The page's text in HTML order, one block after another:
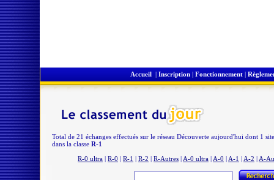
Accueil | Inscription | Fonctionnement |
Total de 21 échanges effectués sur le réseau Découverte aujourd'hui dont 1
dans la classe R-1
R-0 ultra | R-0 | R-1 | R-2 | R-Autres | A-0 ultra | A-0 | A-1 | A-2 | A-